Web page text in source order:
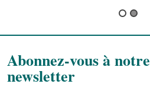
Abonnez-vous à notre
newsletter